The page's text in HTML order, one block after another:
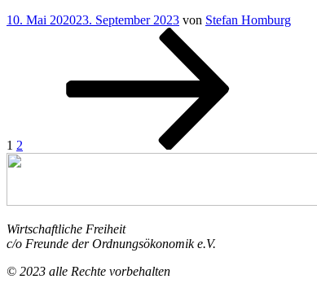
Kontroverse
Veröffentlicht
10. Mai 202023. September 2023 von Stefan Homburg
Seitennummerierung
Beiträge
1 2
Wirtschaftliche Freiheit
c/o Freunde der Ordnungsökonomik e.V.
© 2023 alle Rechte vorbehalten